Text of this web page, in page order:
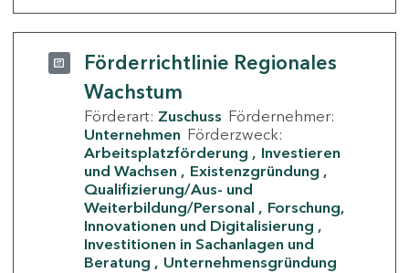
Förderrichtlinie Regionales
Wachstum
Förderart: Zuschuss Fördernehmer:
Unternehmen Förderzweck:
Arbeitsplatzförderung
Investieren
und Wachsen
Existenzgründung
Qualifizierung/Aus- und
Weiterbildung/Personal
Forschung,
Innovationen und Digitalisierung
Investitionen in Sachanlagen und
Beratung
Unternehmensgründung